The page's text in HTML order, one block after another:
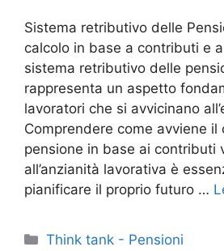
Sistema retributivo delle
calcolo in base a contributi e
sistema retributivo delle
rappresenta un aspetto
lavoratori che si avvicinano
Comprendere come avviene il
pensione in base ai contributi
all’anzianità lavorativa è
pianificare il proprio futuro …
Categorie
Think tank - Pensioni